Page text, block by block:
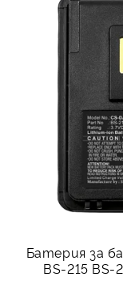
Батерия за
BS-215 BS-